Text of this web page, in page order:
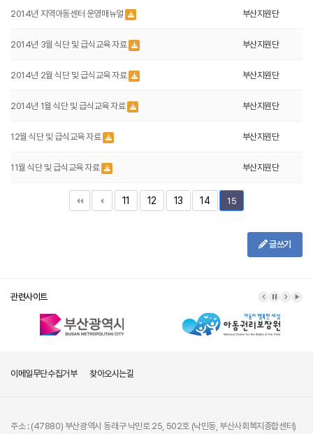
2014년 지역아동센터 운영매뉴얼 부산지원단
2014년 3월 식단 및 급식교육 자료 부산지원단
2014년 2월 식단 및 급식교육 자료 부산지원단
2014년 1월 식단 및 급식교육 자료 부산지원단
12월 식단 및 급식교육 자료 부산지원단
11월 식단 및 급식교육 자료 부산지원단
11 12 13 14 15
글쓰기
관련사이트
이메일무단수집거부 찾아오시는길
주소 : (47880) 부산광역시 동래구 낙민로 25, 502호 (낙민동, 부산사회복지종합센터)